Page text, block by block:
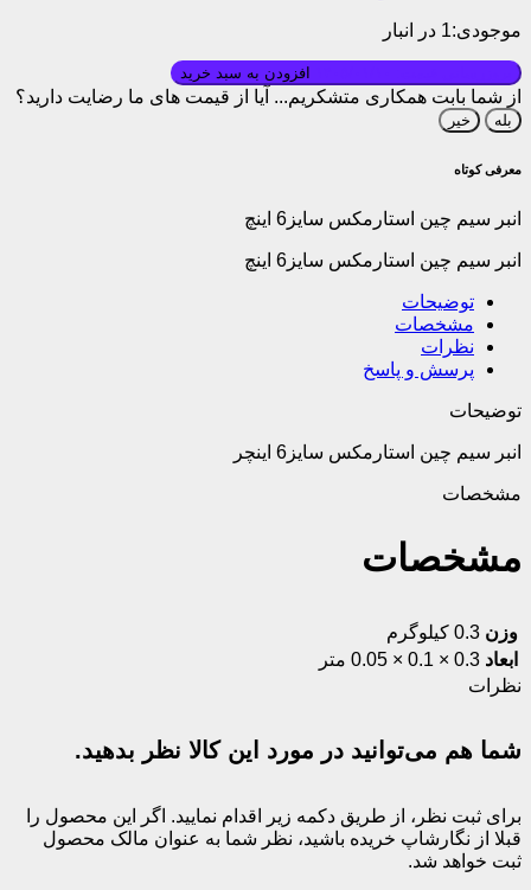
موجودی:1 در انبار
از شما بابت همکاری متشکریم... آیا از قیمت های ما رضایت دارید؟
بله خیر
معرفی کوتاه
انبر سیم چین استارمکس سایز6 اینچ
انبر سیم چین استارمکس سایز6 اینچ
توضیحات
مشخصات
نظرات
پرسش و پاسخ
توضیحات
انبر سیم چین استارمکس سایز6 اینچر
مشخصات
مشخصات
وزن 0.3 کیلوگرم
ابعاد 0.3 × 0.1 × 0.05 متر
نظرات
شما هم می‌توانید در مورد این کالا نظر بدهید.
برای ثبت نظر، از طریق دکمه زیر اقدام نمایید. اگر این محصول را
قبلا از نگارشاپ خریده باشید، نظر شما به عنوان مالک محصول
ثبت خواهد شد.